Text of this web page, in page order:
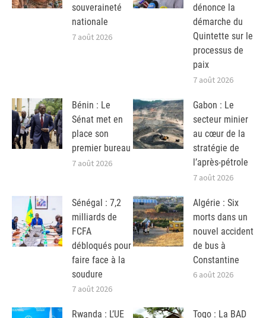
souveraineté
nationale
7 août 2026
dénonce la
démarche du
Quintette sur le
processus de
paix
7 août 2026
Bénin : Le
Sénat met en
place son
premier bureau
7 août 2026
Gabon : Le
secteur minier
au cœur de la
stratégie de
l’après-pétrole
7 août 2026
Sénégal : 7,2
milliards de
FCFA
débloqués pour
faire face à la
soudure
7 août 2026
Algérie : Six
morts dans un
nouvel accident
de bus à
Constantine
6 août 2026
Rwanda : L’UE
Togo : La BAD